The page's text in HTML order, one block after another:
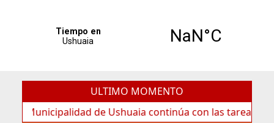
ULTIMO MOMENTO
de Ushuaia continúa con las tareas de